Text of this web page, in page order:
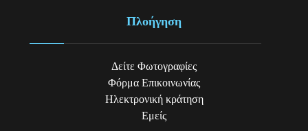
Πλοήγηση
Δείτε Φωτογραφίες
Φόρμα Επικοινωνίας
Ηλεκτρονική κράτηση
Εμείς